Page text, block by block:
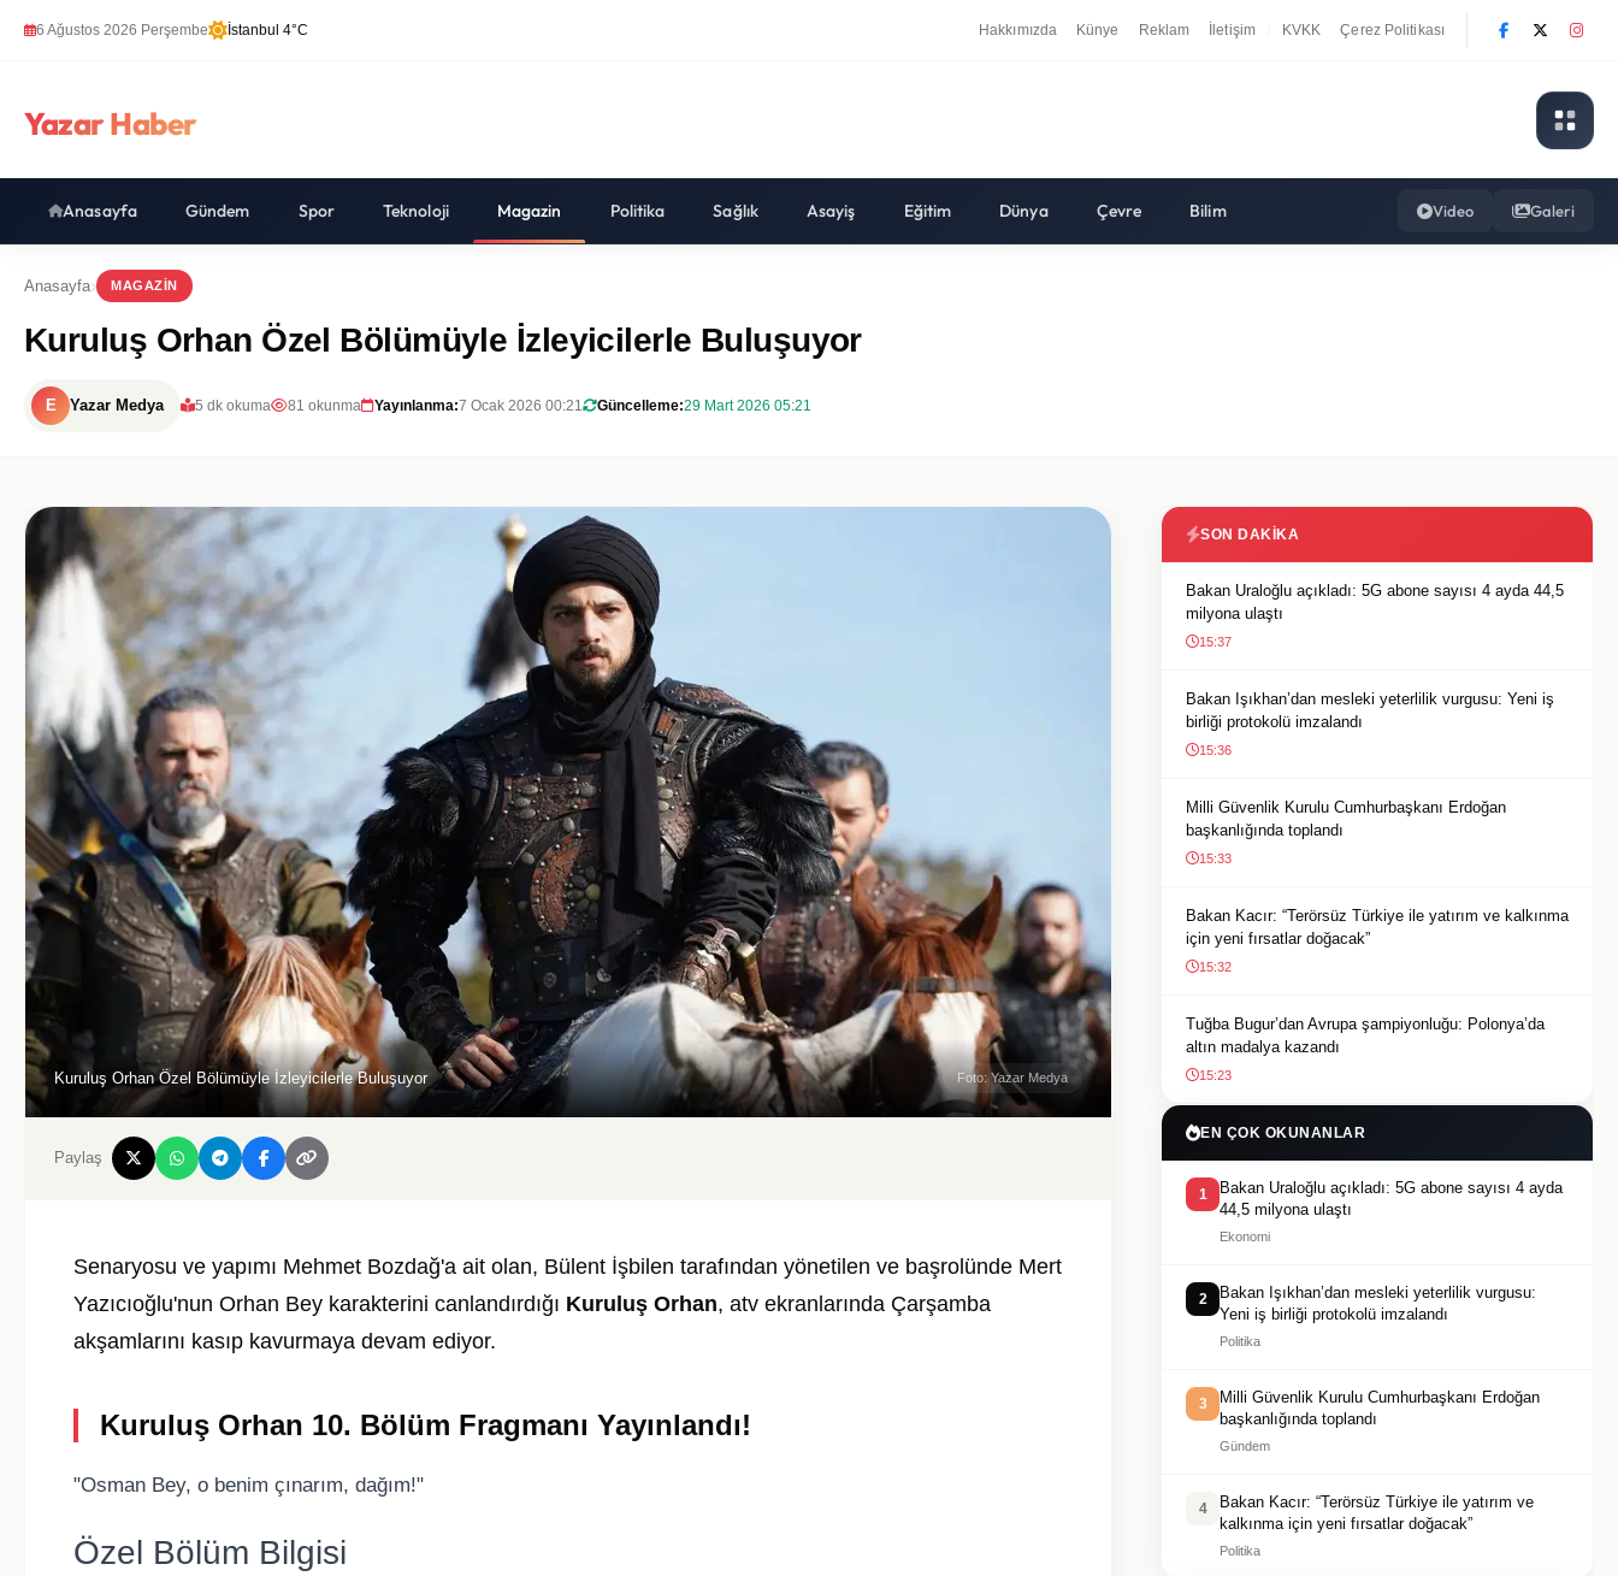
6 Ağustos 2026 Perşembe İstanbul 4°C Hakkımızda Künye Reklam İletişim KVKK Çerez Politikası
Yazar Haber
Anasayfa Gündem Spor Teknoloji Magazin Politika Sağlık Asayiş Eğitim Dünya Çevre Bilim Video Galeri
Anasayfa MAGAZIN
Kuruluş Orhan Özel Bölümüyle İzleyicilerle Buluşuyor
E Yazar Medya 5 dk okuma 81 okunma Yayınlanma:7 Ocak 2026 00:21 Güncelleme:29 Mart 2026 05:21
Kuruluş Orhan Özel Bölümüyle İzleyicilerle Buluşuyor Foto: Yazar Medya
Paylaş
Senaryosu ve yapımı Mehmet Bozdağ'a ait olan, Bülent İşbilen tarafından yönetilen ve başrolünde Mert
Yazıcıoğlu'nun Orhan Bey karakterini canlandırdığı Kuruluş Orhan, atv ekranlarında Çarşamba
akşamlarını kasıp kavurmaya devam ediyor.
Kuruluş Orhan 10. Bölüm Fragmanı Yayınlandı!
"Osman Bey, o benim çınarım, dağım!"
Özel Bölüm Bilgisi
SON DAKIKA
Bakan Uraloğlu açıkladı: 5G abone sayısı 4 ayda 44,5
milyona ulaştı
15:37
Bakan Işıkhan’dan mesleki yeterlilik vurgusu: Yeni iş
birliği protokolü imzalandı
15:36
Milli Güvenlik Kurulu Cumhurbaşkanı Erdoğan
başkanlığında toplandı
15:33
Bakan Kacır: “Terörsüz Türkiye ile yatırım ve kalkınma
için yeni fırsatlar doğacak”
15:32
Tuğba Bugur’dan Avrupa şampiyonluğu: Polonya’da
altın madalya kazandı
15:23
EN ÇOK OKUNANLAR
1
Bakan Uraloğlu açıkladı: 5G abone sayısı 4 ayda
44,5 milyona ulaştı
Ekonomi
2
Bakan Işıkhan’dan mesleki yeterlilik vurgusu:
Yeni iş birliği protokolü imzalandı
Politika
3
Milli Güvenlik Kurulu Cumhurbaşkanı Erdoğan
başkanlığında toplandı
Gündem
4
Bakan Kacır: “Terörsüz Türkiye ile yatırım ve
kalkınma için yeni fırsatlar doğacak”
Politika